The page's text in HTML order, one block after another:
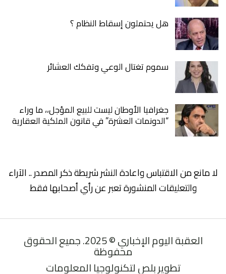
هل يحتملون إسقاط النظام ؟
سموم تغتال الوعي وتفكك العشائر
جغرافيا الأوطان ليست للبيع المؤجل،، ما وراء
“الدونمات العشرة” في قانون الملكية العقارية
لا مانع من الاقتباس واعادة النشر شريطة ذكر المصدر .. الآراء
والتعليقات المنشورة تعبر عن رأي أصحابها فقط
العقبة اليوم الإخباري © 2025. جميع الحقوق
محفوظة
تطوير بلص لتكنولوجيا المعلومات